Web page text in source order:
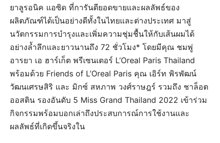
ยาลูรอนิค แอซิด ที่การันตียอดขายและผลลัพธ์ของ
ผลิตภัณฑ์ได้เป็นอย่างดีทั้งในไทยและต่างประเทศ มาสู่
นวัตกรรมการบำรุงและเพิ่มความชุ่มชื้นให้กับเส้นผมได้
อย่างล้ำลึกและยาวนานถึง 72 ชั่วโมง* โดยมีคุณ ชมพู่
อารยา เอ ฮาร์เก็ต พรีเซนเตอร์ L’Oreal Paris Thailand
พร้อมด้วย Friends of L’Oreal Paris คุณ เอิร์ท พิรพัฒน์
วัฒนเศรษสิริ และ มิกซ์ สหภาพ วงศ์ราษฎร์ รวมถึง ชาล็อต
ออสติน รองอันดับ 5 Miss Grand Thailand 2022 เข้าร่วม
กิจกรรมพร้อมบอกเล่าถึงประสบการณ์การใช้งานและ
ผลลัพธ์ที่เกิดขึ้นจริงใน